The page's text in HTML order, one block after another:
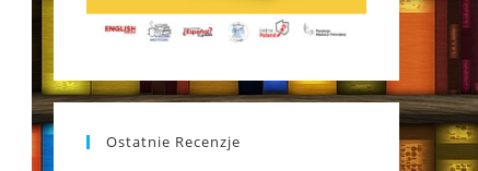
Ostatnie Recenzje